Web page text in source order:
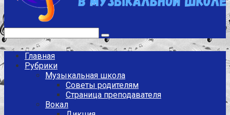
Поиск:
Главная
Рубрики
Музыкальная школа
Советы родителям
Страница преподавателя
Вокал